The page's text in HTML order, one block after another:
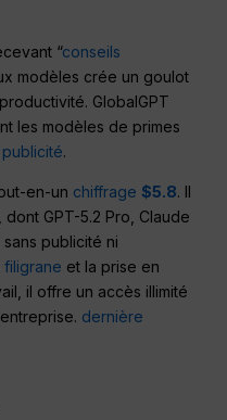
“conseils
modèles crée un goulot
GlobalGPT
les modèles de primes
.
en-un chiffrage$5.8. Il
GPT-5.2 Pro, Claude
, sans publicité ni
filigrane et la prise en
il offre un accès illimité
dernière